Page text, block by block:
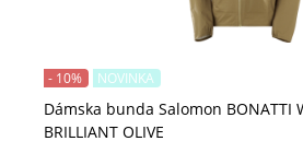
Dámska bunda Salomon BONATTI
BRILLIANT OLIVE
- 10% NOVINKA